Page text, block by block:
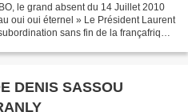
le grand absent du 14 Juillet 2010
oui oui éternel » Le Président Laurent
sans fin de la françafrique
DENIS SASSOU